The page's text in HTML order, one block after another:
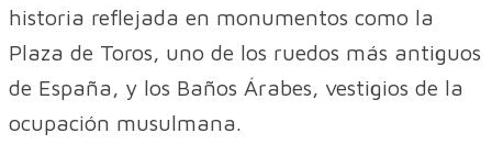
historia reflejada en monumentos como la
Plaza de Toros, uno de los ruedos más antiguos
de España, y los Baños Árabes, vestigios de la
ocupación musulmana.